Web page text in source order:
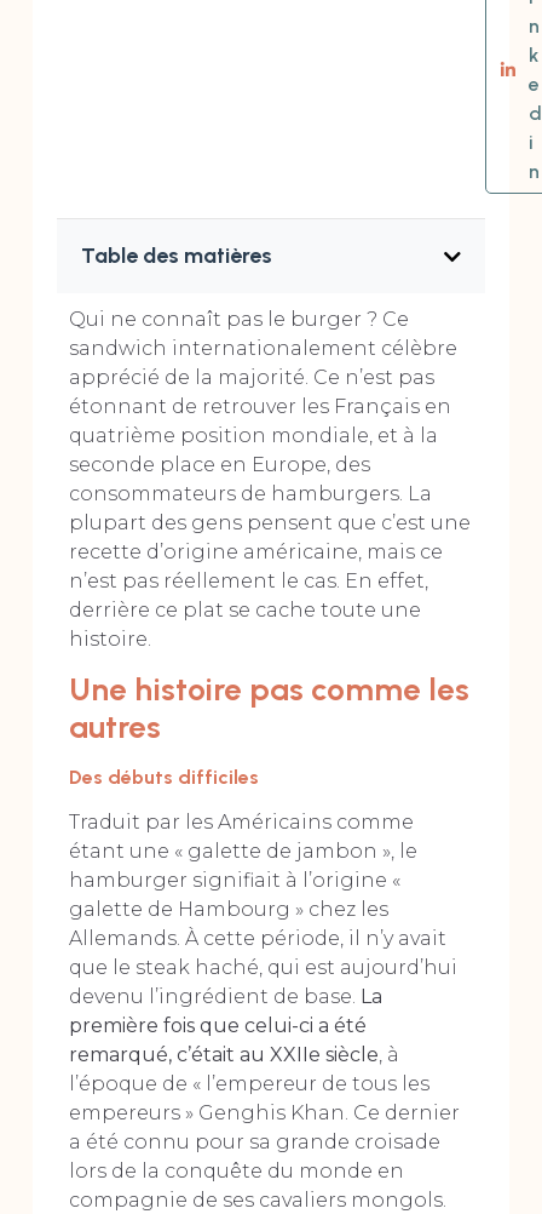
n
k
e
d
i
n
Table des matières
Qui ne connaît pas le burger ? Ce
sandwich internationalement célèbre
apprécié de la majorité. Ce n’est pas
étonnant de retrouver les Français en
quatrième position mondiale, et à la
seconde place en Europe, des
consommateurs de hamburgers. La
plupart des gens pensent que c’est une
recette d’origine américaine, mais ce
n’est pas réellement le cas. En effet,
derrière ce plat se cache toute une
histoire.
Une histoire pas comme les
autres
Des débuts difficiles
Traduit par les Américains comme
étant une « galette de jambon », le
hamburger signifiait à l’origine «
galette de Hambourg » chez les
Allemands. À cette période, il n’y avait
que le steak haché, qui est aujourd’hui
devenu l’ingrédient de base. La
première fois que celui-ci a été
remarqué, c’était au XXIIe siècle, à
l’époque de « l’empereur de tous les
empereurs » Genghis Khan. Ce dernier
a été connu pour sa grande croisade
lors de la conquête du monde en
compagnie de ses cavaliers mongols.